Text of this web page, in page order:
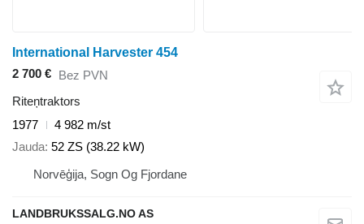
International Harvester 454
2 700 € Bez PVN
Riteņtraktors
1977
4 982 m/st
Jauda 52 ZS (38.22 kW)
Norvēģija, Sogn Og Fjordane
LANDBRUKSSALG.NO AS